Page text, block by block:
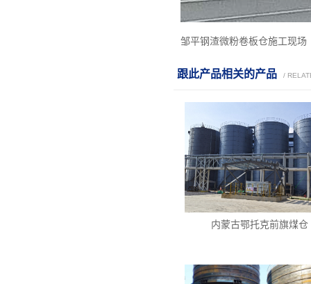
邹平钢渣微粉卷板仓施工现场
跟此产品相关的产品 /
内蒙古鄂托克前旗煤仓